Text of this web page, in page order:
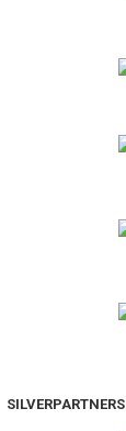
SILVERPARTNERS